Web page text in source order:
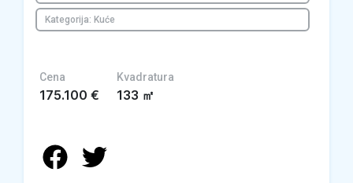
Kategorija: Kuće
Cena
175.100 €
Kvadratura
133 ㎡